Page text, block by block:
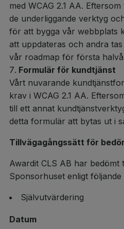
med WCAG 2.1 AA.
de underliggande verktyg
för att bygga vår webbplats
att uppdateras och andra
vår roadmap för första
Formulär för kundtjänst
Vårt nuvarande
krav i WCAG 2.1 AA.
till ett annat
detta formulär att bytas ut i
Tillvägagångssätt för
Awardit CLS AB har bedömt
Sponsorhuset enligt följande
Självutvärdering
Datum